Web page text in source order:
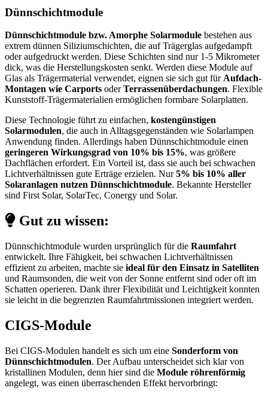
Dünnschichtmodule
Dünnschichtmodule bzw. Amorphe Solarmodule bestehen aus
extrem dünnen Siliziumschichten, die auf Trägerglas aufgedampft
oder aufgedruckt werden. Diese Schichten sind nur 1-5 Mikrometer
dick, was die Herstellungskosten senkt. Werden diese Module auf
Glas als Trägermaterial verwendet, eignen sie sich gut für Aufdach-
Montagen wie Carports oderTerrassenüberdachungen. Flexible
Kunststoff-Trägermaterialien ermöglichen formbare Solarplatten.
Diese Technologie führt zu einfachen, kostengünstigen
Solarmodulen, die auch in Alltagsgegenständen wie Solarlampen
Anwendung finden. Allerdings haben Dünnschichtmodule einen
geringeren Wirkungsgrad von 10% bis 15%, was größere
Dachflächen erfordert. Ein Vorteil ist, dass sie auch bei schwachen
Lichtverhältnissen gute Erträge erzielen. Nur5% bis 10% aller
Solaranlagen nutzen Dünnschichtmodule. Bekannte Hersteller
sind First Solar, SolarTec, Conergy und Solar.
Gut zu wissen:
Dünnschichtmodule wurden ursprünglich für die Raumfahrt
entwickelt. Ihre Fähigkeit, bei schwachen Lichtverhältnissen
effizient zu arbeiten, machte sie ideal für den Einsatz in Satelliten
und Raumsonden, die weit von der Sonne entfernt sind oder oft im
Schatten operieren. Dank ihrer Flexibilität und Leichtigkeit konnten
sie leicht in die begrenzten Raumfahrtmissionen integriert werden.
CIGS-Module
Bei CIGS-Modulen handelt es sich um eine Sonderform von
Dünnschichtmodulen. Der Aufbau unterscheidet sich klar von
kristallinen Modulen, denn hier sind die Module röhrenförmig
angelegt, was einen überraschenden Effekt hervorbringt: